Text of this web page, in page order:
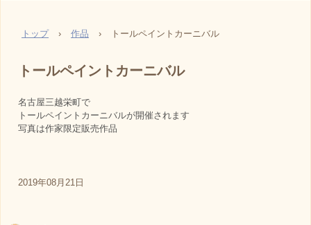
トップ › 作品 › トールペイントカーニバル
トールペイントカーニバル
名古屋三越栄町で
トールペイントカーニバルが開催されます
写真は作家限定販売作品
2019年08月21日